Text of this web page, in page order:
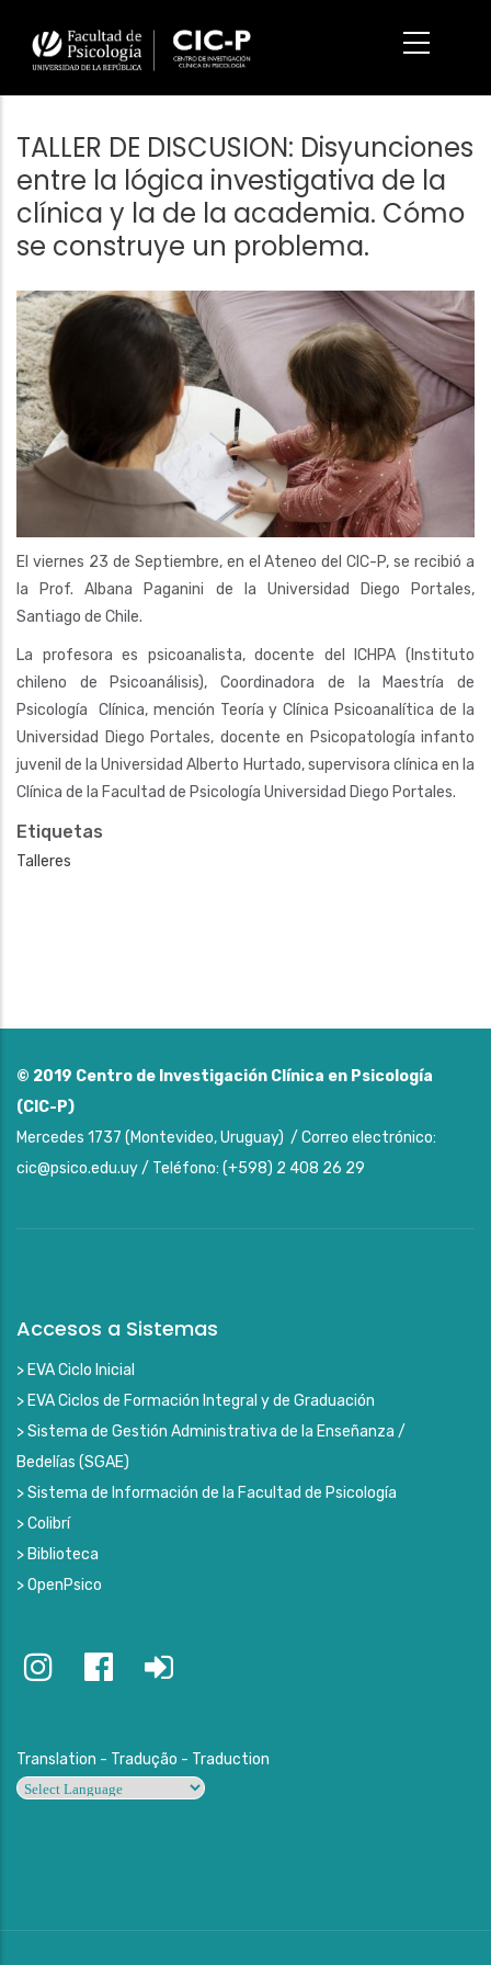
contenido
principal
TALLER DE DISCUSION: Disyunciones
entre la lógica investigativa de la
clínica y la de la academia. Cómo
se construye un problema.
Imagen/Afiche
El viernes 23 de Septiembre, en el Ateneo del CIC-P, se recibió a
la Prof. Albana Paganini de la Universidad Diego Portales,
Santiago de Chile.
La profesora es psicoanalista, docente del ICHPA (Instituto
chileno de Psicoanálisis), Coordinadora de la Maestría de
Psicología Clínica, mención Teoría y Clínica Psicoanalítica de la
Universidad Diego Portales, docente en Psicopatología infanto
juvenil de la Universidad Alberto Hurtado, supervisora clínica en la
Clínica de la Facultad de Psicología Universidad Diego Portales.
Etiquetas
Talleres
© 2019 Centro de Investigación Clínica en Psicología
(CIC-P)
Mercedes 1737 (Montevideo, Uruguay) / Correo electrónico:
cic@psico.edu.uy / Teléfono: (+598) 2 408 26 29
Accesos a Sistemas
> EVA Ciclo Inicial
> EVA Ciclos de Formación Integral y de Graduación
> Sistema de Gestión Administrativa de la Enseñanza /
Bedelías (SGAE)
> Sistema de Información de la Facultad de Psicología
> Colibrí
> Biblioteca
> OpenPsico
Translation - Tradução - Traduction